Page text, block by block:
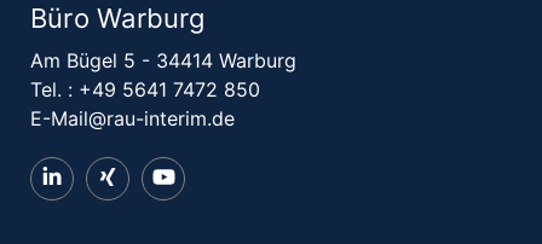
Büro Warburg
Am Bügel 5 - 34414 Warburg
Tel. : +49 5641 7472 850
E-Mail@rau-interim.de